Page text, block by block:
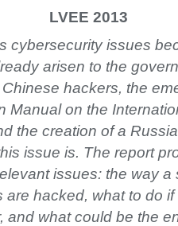
LVEE 2013
cybersecurity issues
arisen to the
hackers, the
Manual on the
the creation of a
issue is. The report
issues: the way a
are hacked, what to do
and what could be the